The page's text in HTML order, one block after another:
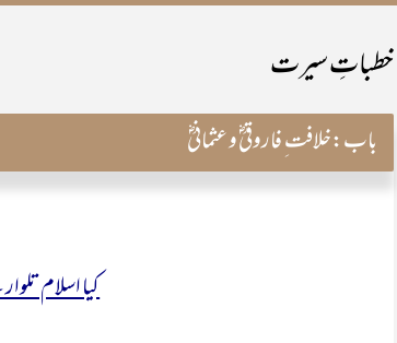
خطباتِ سیرت
باب:خلافت ِ فاروقیؓ و عثمانیؓ
کیا اسلام